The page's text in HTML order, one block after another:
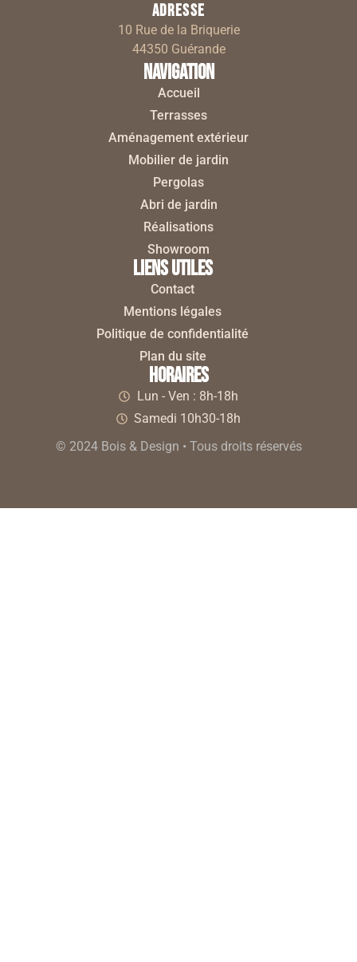
Adresse
10 Rue de la Briquerie
44350 Guérande
Navigation
Accueil
Terrasses
Aménagement extérieur
Mobilier de jardin
Pergolas
Abri de jardin
Réalisations
Showroom
liens utiles
Contact
Mentions légales
Politique de confidentialité
Plan du site
horaires
Lun - Ven : 8h-18h
Samedi 10h30-18h
© 2024 Bois & Design • Tous droits réservés